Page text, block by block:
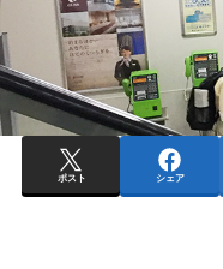
ポスト シェア